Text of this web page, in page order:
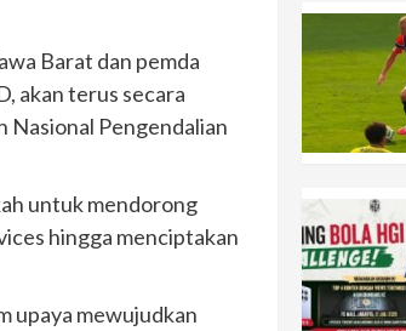
Barat dan pemda
akan terus secara
Nasional Pengendalian
untuk mendorong
hingga menciptakan
upaya mewujudkan